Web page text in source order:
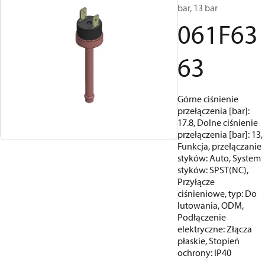
bar, 13 bar
061F63
63
Górne ciśnienie
przełączenia [bar]:
17.8, Dolne ciśnienie
przełączenia [bar]: 13,
Funkcja, przełączanie
styków: Auto, System
styków: SPST(NC),
Przyłącze
ciśnieniowe, typ: Do
lutowania, ODM,
Podłączenie
elektryczne: Złącza
płaskie, Stopień
ochrony: IP40